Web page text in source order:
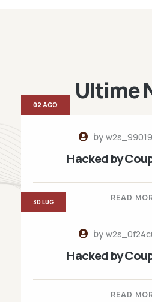
Ultime
by
Hacked by
READ
02 AGO
by
Hacked by
READ
30 LUG